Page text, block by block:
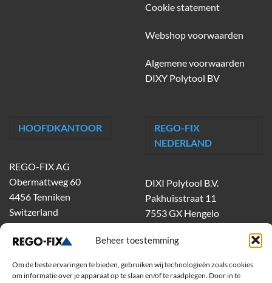
Beheer toestemming
Om de beste ervaringen te bieden, gebruiken wij technologieën zoals cookies
om informatie over je apparaat op te slaan en/of te raadplegen. Door in te
Cookie statement
Webshop voorwaarden
Algemene voorwaarden
DIXY Polytool BV
HOOFDKANTOOR
REGO-FIX AG
Obermattweg 60
4456 Tenniken
Switzerland
REGO-FIX
NEDERLAND
DIXI Polytool B.V.
Pakhuisstraat 11
7553 GX Hengelo
dixiholland@dixi.com